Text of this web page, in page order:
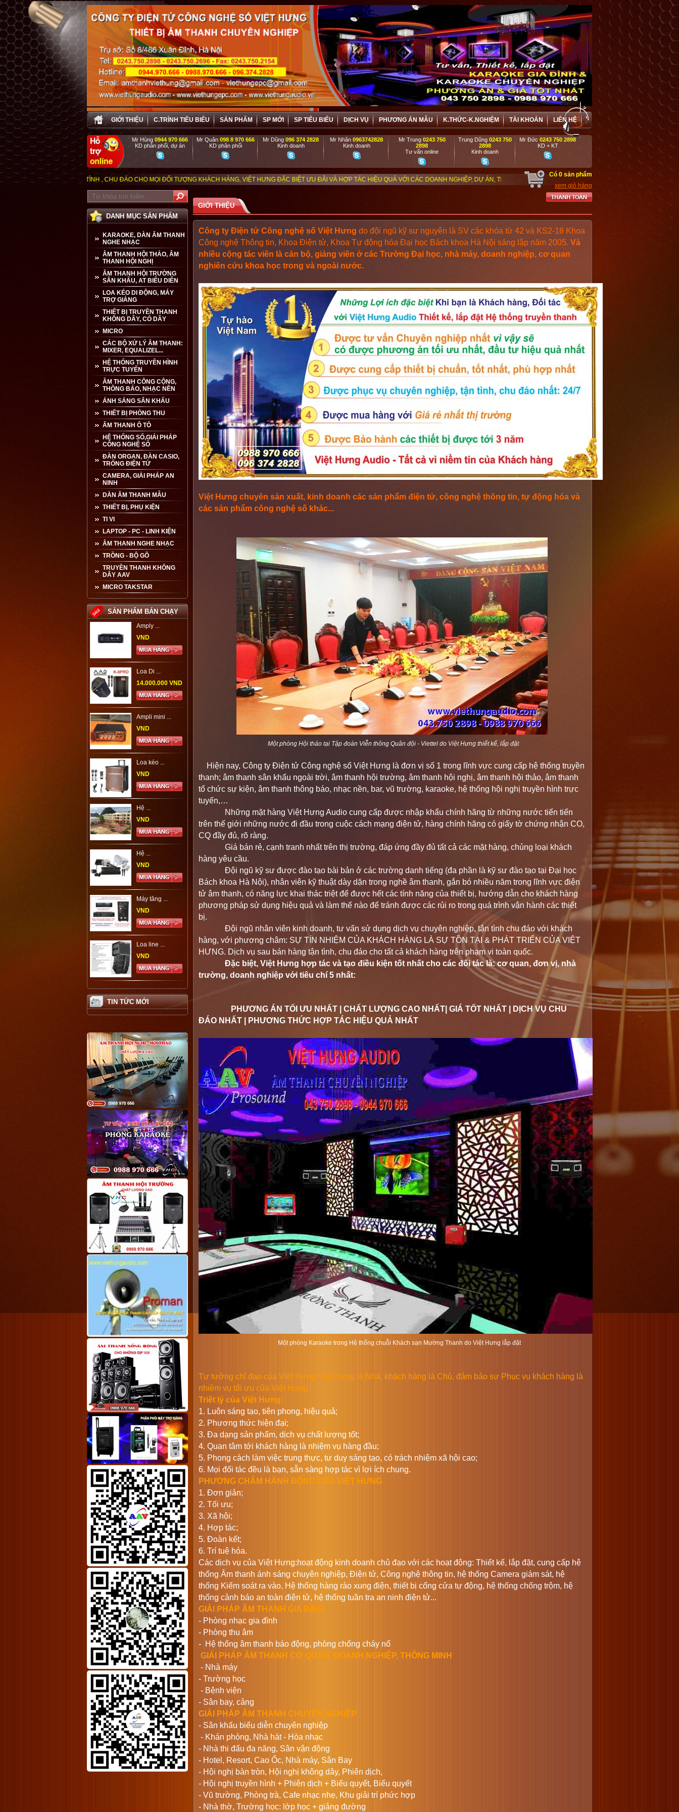
GIỚI THIỆU C.TRÌNH TIÊU BIỂU SẢN PHẨM SP MỚI SP TIÊU BIỂU DỊCH VỤ PHƯƠNG ÁN MẪU K.THỨC-K.NGHIỆM TÀI KHOẢN LIÊN HỆ
Mr Hùng0944 970 666
KD phân phối, dự án
Mr Quân 098 8 970 666
KD phân phối
Mr Dũng096 374 2828
Kinh doanh
Mr Nhân0963742828
Kinh doanh
Mr Trung 0243 750
2898
Tư vấn online
Trung Dũng 0243 750
2898
Kinh doanh
Mr Đức0243 750 2898
KD + KT
VỤ TẬN TÌNH , CHU ĐÁO CHO MỌI ĐỐI TƯỢNG KHÁCH HÀNG, VIỆT HƯNG ĐẶC BIỆT ƯU ĐÃI VÀ HỢP TÁC HIỆU QUẢ VỚI CÁC DOANH NGHIỆP, DỰ ÁN, TRƯỜNG HỌC, CƠ QUAN, ĐƠN VỊ BIỂU DIỄN NGHỆ THUẬT, TỔ CHỨC SỰ KIỆN.
Có 0 sản phẩm
xem giỏ hàng
DANH MỤC SẢN PHẨM
KARAOKE, DÀN ÂM THANH
NGHE NHẠC
ÂM THANH HỘI THẢO, ÂM
THANH HỘI NGHỊ
ÂM THANH HỘI TRƯỜNG
SÂN KHẤU, AT BIỂU DIỄN
LOA KÉO DI ĐỘNG, MÁY
TRỢ GIẢNG
THIẾT BỊ TRUYỀN THANH
KHÔNG DÂY, CÓ DÂY
MICRO
CÁC BỘ XỬ LÝ ÂM THANH:
MIXER, EQUALIZEL...
HỆ THỐNG TRUYỀN HÌNH
TRỰC TUYẾN
ÂM THANH CÔNG CỘNG,
THÔNG BÁO, NHẠC NỀN
ÁNH SÁNG SÂN KHẤU
THIẾT BỊ PHÒNG THU
ÂM THANH Ô TÔ
HỆ THỐNG SỐ,GIẢI PHÁP
CÔNG NGHỆ SỐ
ĐÀN ORGAN, ĐÀN CASIO,
TRỐNG ĐIỆN TỬ
CAMERA, GIẢI PHÁP AN
NINH
DÀN ÂM THANH MẪU
THIẾT BỊ, PHỤ KIỆN
TI VI
LAPTOP - PC - LINH KIỆN
ÂM THANH NGHE NHẠC
TRỒNG - BỘ GÕ
TRUYỀN THANH KHÔNG
DÂY AAV
MICRO TAKSTAR
SẢN PHẨM BÁN CHẠY
Amply ...
VND
Loa Di ...
14.000.000 VND
Ampli mini ...
VND
Loa kéo ...
VND
Hệ ...
VND
Hệ ...
VND
Máy tăng ...
VND
Loa line ...
VND
TIN TỨC MỚI
GIỚI THIỆU
Công ty Điện tử Công nghệ số Việt Hưng do đội ngũ kỹ sư nguyên là SV các khóa từ 42 và KS2-18 Khoa
Công nghệ Thông tin, Khoa Điện tử, Khoa Tự động hóa Đại học Bách khoa Hà Nội sáng lập năm 2005. Và
nhiều cộng tác viên là cán bộ, giảng viên ở các Trường Đại học, nhà máy, doanh nghiệp, cơ quan
nghiên cứu khoa học trong và ngoài nước.
Việt Hưng chuyên sản xuất, kinh doanh các sản phẩm điện tử, công nghệ thông tin, tự động hóa và
các sản phẩm công nghệ số khác...
Một phòng Hội thảo tại Tập đoàn Viễn thông Quân đội - Viettel do Việt Hưng thiết kế, lắp đặt
Hiện nay, Công ty Điện tử Công nghệ số Việt Hưng là đơn vị số 1 trong lĩnh vực cung cấp hệ thống truyền
thanh; âm thanh sân khấu ngoài trời, âm thanh hội trường, âm thanh hội nghị, âm thanh hội thảo, âm thanh
tổ chức sự kiện, âm thanh thông báo, nhạc nền, bar, vũ trường, karaoke, hệ thống hội nghị truyền hình trực
tuyến,…
Những mặt hàng Việt Hưng Audio cung cấp được nhập khẩu chính hãng từ những nước tiến tiến
trên thế giới những nước đi đầu trong cuộc cách mạng điện tử, hàng chính hãng có giấy tờ chứng nhận CO,
CQ đầy đủ, rõ ràng.
Giá bán rẻ, cạnh tranh nhất trên thị trường, đáp ứng đầy đủ tất cả các mặt hàng, chủng loại khách
hàng yêu cầu.
Đội ngũ kỹ sư được đào tạo bài bản ở các trường danh tiếng (đa phần là kỹ sư đào tạo tại Đại học
Bách khoa Hà Nội), nhân viên kỹ thuật dày dặn trong nghề âm thanh, gắn bó nhiều năm trong lĩnh vực điện
tử âm thanh, có năng lực khai thác triệt để được hết các tính năng của thiết bị, hướng dẫn cho khách hàng
phương pháp sử dụng hiệu quả và làm thế nào để tránh được các rủi ro trong quá trình vận hành các thiết
bị.
Đội ngũ nhân viên kinh doanh, tư vấn sử dụng dịch vụ chuyên nghiệp, tận tình chu đáo với khách
hàng, với phương châm: SỰ TÍN NHIỆM CỦA KHÁCH HÀNG LÀ SỰ TỒN TẠI & PHÁT TRIỂN CỦA VIỆT
HƯNG. Dịch vụ sau bán hàng tận tình, chu đáo cho tất cả khách hàng trên phạm vi toàn quốc.
Đặc biệt, Việt Hưng hợp tác và tạo điều kiện tốt nhất cho các đối tác là: cơ quan, đơn vị, nhà
trường, doanh nghiệp với tiêu chí 5 nhất:
PHƯƠNG ÁN TỐI ƯU NHẤT | CHẤT LƯỢNG CAO NHẤT| GIÁ TỐT NHẤT | DỊCH VỤ CHU
ĐÁO NHẤT | PHƯƠNG THỨC HỢP TÁC HIỆU QUẢ NHẤT
Một phòng Karaoke trong Hệ thống chuỗi Khách sạn Mường Thanh do Việt Hưng lắp đặt
Tư tưởng chỉ đạo của Việt Hưng:Việt Hưng là Nhà, khách hàng là Chủ, đảm bảo sự Phục vụ khách hàng là
nhiệm vụ tối ưu của Việt Hưng
Triết lý của Việt Hưng:
1. Luôn sáng tạo, tiên phong, hiệu quả;
2. Phương thức hiện đại;
3. Đa dạng sản phẩm, dịch vụ chất lượng tốt;
4. Quan tâm tới khách hàng là nhiệm vụ hàng đầu;
5. Phong cách làm việc trung thực, tư duy sáng tạo, có trách nhiệm xã hội cao;
6. Mọi đối tác đều là bạn, sẵn sàng hợp tác vì lợi ích chung.
PHƯƠNG CHÂM HÀNH ĐỘNG CỦA VIỆT HƯNG
1. Đơn giản;
2. Tối ưu;
3. Xã hội;
4. Hợp tác;
5. Đoàn kết;
6. Trí tuệ hóa.
Các dịch vụ của Việt Hưng:hoạt động kinh doanh chủ đạo với các hoạt động: Thiết kế, lắp đặt, cung cấp hệ
thống Âm thanh ánh sáng chuyên nghiệp, Điện tử, Công nghệ thông tin, hệ thống Camera giám sát, hệ
thống Kiểm soát ra vào, Hệ thống hàng rào xung điện, thiết bị cổng cửa tự động, hệ thống chống trộm, hệ
thống cảnh báo an toàn điện tử, hệ thống tuần tra an ninh điện tử...
GIẢI PHÁP ÂM THANH GIA ĐÌNH
- Phòng nhạc gia đình
- Phòng thu âm
- Hệ thống âm thanh báo động, phòng chống cháy nổ
GIẢI PHÁP ÂM THANH CƠ QUAN, DOANH NGHIỆP, THÔNG MINH
- Nhà máy
- Trường học
- Bệnh viện
- Sân bay, cảng
GIẢI PHÁP ÂM THANH CHUYÊN NGHIỆP
- Sân khấu biểu diễn chuyên nghiệp
- Khán phòng, Nhà hát - Hòa nhạc
- Nhà thi đấu đa năng, Sân vận động
- Hotel, Resort, Cao Ốc, Nhà máy, Sân Bay
- Hội nghị bàn tròn, Hội nghị không dây, Phiên dịch,
- Hội nghị truyền hình + Phiên dịch + Biểu quyết, Biểu quyết
- Vũ trường, Phòng trà, Cafe nhạc nhẹ, Khu giải trí phức hợp
- Nhà thờ, Trường học: lớp học + giảng đường